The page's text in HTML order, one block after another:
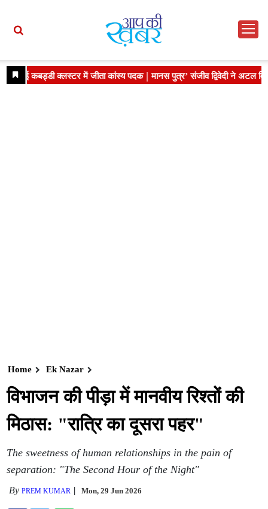
Home Ek Nazar
विभाजन की पीड़ा में मानवीय रिश्तों की
मिठास: "रात्रि का दूसरा पहर"
The sweetness of human relationships in the pain of
separation: "The Second Hour of the Night"
ByPREM KUMAR Mon, 29 Jun 2026